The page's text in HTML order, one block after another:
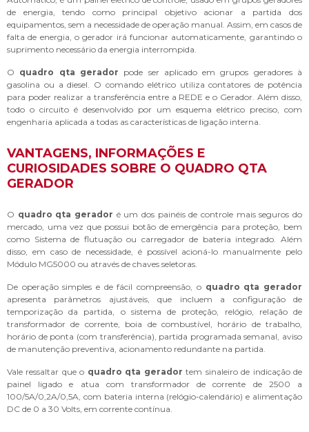
de energia, tendo como principal objetivo acionar a partida dos
equipamentos, sem a necessidade de operação manual. Assim, em casos de
falta de energia, o gerador irá funcionar automaticamente, garantindo o
suprimento necessário da energia interrompida.
O quadro qta gerador pode ser aplicado em grupos geradores à
gasolina ou a diesel. O comando elétrico utiliza contatores de potência
para poder realizar a transferência entre a REDE e o Gerador. Além disso,
todo o circuito é desenvolvido por um esquema elétrico preciso, com
engenharia aplicada a todas as características de ligação interna.
VANTAGENS, INFORMAÇÕES E
CURIOSIDADES SOBRE O QUADRO QTA
GERADOR
O quadro qta gerador é um dos painéis de controle mais seguros do
mercado, uma vez que possui botão de emergência para proteção, bem
como Sistema de flutuação ou carregador de bateria integrado. Além
disso, em caso de necessidade, é possível acioná-lo manualmente pelo
Módulo MG5000 ou através de chaves seletoras.
De operação simples e de fácil compreensão, o quadro qta gerador
apresenta parâmetros ajustáveis, que incluem a configuração de
temporização da partida, o sistema de proteção, relógio, relação de
transformador de corrente, boia de combustível, horário de trabalho,
horário de ponta (com transferência), partida programada semanal, aviso
de manutenção preventiva, acionamento redundante na partida.
Vale ressaltar que o quadro qta gerador tem sinaleiro de indicação de
painel ligado e atua com transformador de corrente de 2500 a
100/5A/0,2A/0,5A, com bateria interna (relógio-calendário) e alimentação
DC de 0 a 30 Volts, em corrente contínua.